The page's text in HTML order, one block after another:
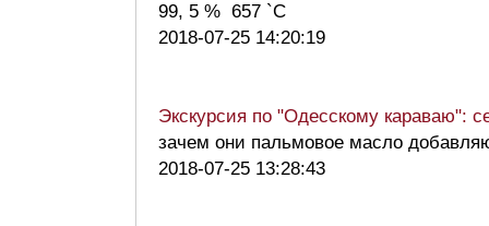
99, 5 % 657 `С
2018-07-25 14:20:19
Экскурсия по "Одесскому караваю":
зачем они пальмовое масло
2018-07-25 13:28:43